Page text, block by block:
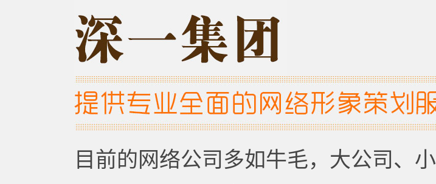
目前的网络公司多如牛毛，大公司、小